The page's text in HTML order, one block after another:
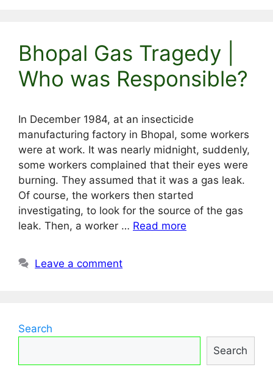
Bhopal Gas Tragedy |
Who was Responsible?
In December 1984, at an insecticide
manufacturing factory in Bhopal, some workers
were at work. It was nearly midnight, suddenly,
some workers complained that their eyes were
burning. They assumed that it was a gas leak.
Of course, the workers then started
investigating, to look for the source of the gas
leak. Then, a worker … Read more
Leave a comment
Search
Search